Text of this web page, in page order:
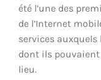
été l’une des
de l’Internet
services
dont ils
lieu.